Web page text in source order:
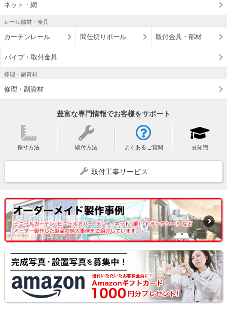
ネット・網
レール部材・金具
カーテンレール 間仕切りポール 取付金具・部材
パイプ・取付金具
修理・副資材
修理・副資材
豊富な専門情報でお客様をサポート
採寸方法 取付方法 よくあるご質問 豆知識
取付工事サービス